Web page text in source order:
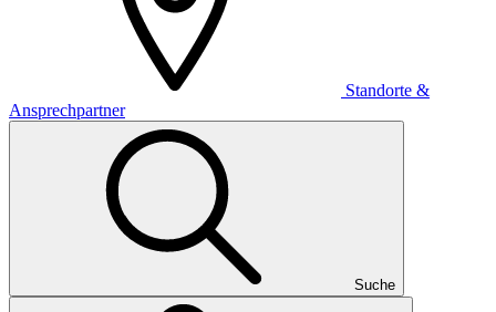
Standorte &
Ansprechpartner
Suche